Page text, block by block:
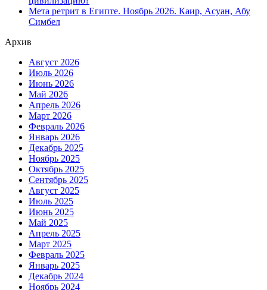
Мета ретрит в Египте. Ноябрь 2026. Каир, Асуан, Абу
Симбел
Архив
Август 2026
Июль 2026
Июнь 2026
Май 2026
Апрель 2026
Март 2026
Февраль 2026
Январь 2026
Декабрь 2025
Ноябрь 2025
Октябрь 2025
Сентябрь 2025
Август 2025
Июль 2025
Июнь 2025
Май 2025
Апрель 2025
Март 2025
Февраль 2025
Январь 2025
Декабрь 2024
Ноябрь 2024